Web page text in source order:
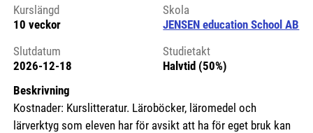
Kurslängd
10 veckor
Skola
JENSEN education School AB
Slutdatum
2026-12-18
Studietakt
Halvtid (50%)
Beskrivning
Kostnader: Kurslitteratur. Läroböcker, läromedel och
lärverktyg som eleven har för avsikt att ha för eget bruk kan